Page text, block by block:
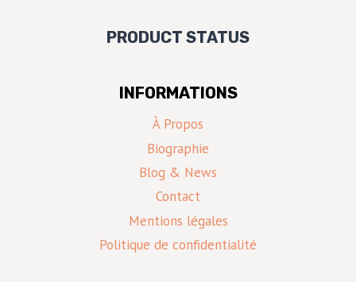
PRODUCT STATUS
INFORMATIONS
À Propos
Biographie
Blog & News
Contact
Mentions légales
Politique de confidentialité